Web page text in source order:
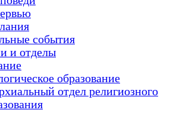
события
и отделы
образование
отдел религиозного